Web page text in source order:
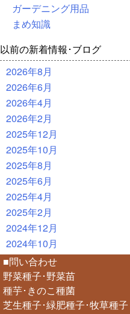
ガーデニング用品
まめ知識
以前の新着情報･ブログ
2026年8月
2026年6月
2026年4月
2026年2月
2025年12月
2025年10月
2025年8月
2025年6月
2025年4月
2025年2月
2024年12月
2024年10月
■問い合わせ
野菜種子･野菜苗
種芋･きのこ種菌
芝生種子･緑肥種子･牧草種子